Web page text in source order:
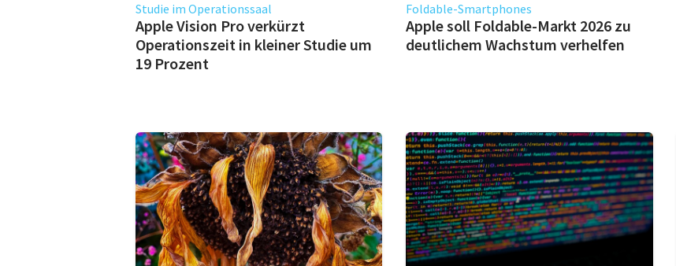
Studie im Operationssaal
Apple Vision Pro verkürzt
Operationszeit in kleiner Studie um
19 Prozent
Foldable-Smartphones
Apple soll Foldable-Markt 2026 zu
deutlichem Wachstum verhelfen